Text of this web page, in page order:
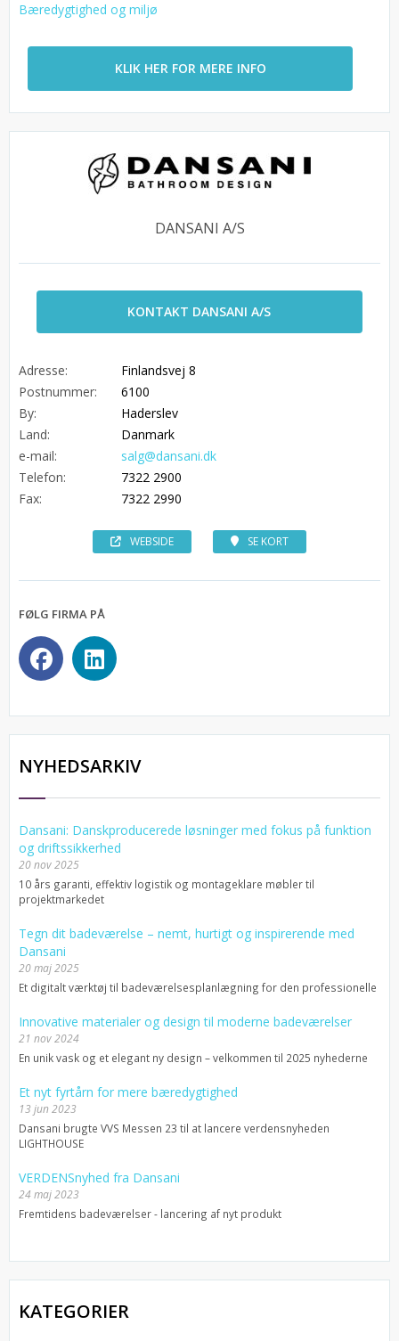
Bæredygtighed og miljø
KLIK HER FOR MERE INFO
DANSANI A/S
KONTAKT DANSANI A/S
Adresse:
Finlandsvej 8
Postnummer:
6100
By:
Haderslev
Land:
Danmark
e-mail:
salg@dansani.dk
Telefon:
7322 2900
Fax:
7322 2990
WEBSIDE SE KORT
FØLG FIRMA PÅ
NYHEDSARKIV
Dansani: Danskproducerede løsninger med fokus på funktion
og driftssikkerhed
20 nov 2025
10 års garanti, effektiv logistik og montageklare møbler til
projektmarkedet
Tegn dit badeværelse – nemt, hurtigt og inspirerende med
Dansani
20 maj 2025
Et digitalt værktøj til badeværelsesplanlægning for den professionelle
Innovative materialer og design til moderne badeværelser
21 nov 2024
En unik vask og et elegant ny design – velkommen til 2025 nyhederne
Et nyt fyrtårn for mere bæredygtighed
13 jun 2023
Dansani brugte VVS Messen 23 til at lancere verdensnyheden
LIGHTHOUSE
VERDENSnyhed fra Dansani
24 maj 2023
Fremtidens badeværelser - lancering af nyt produkt
KATEGORIER